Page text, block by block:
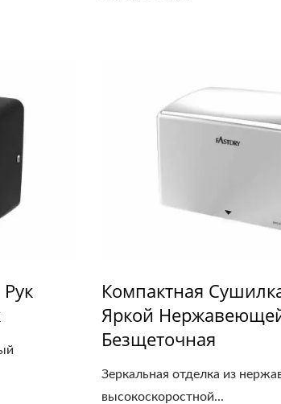
Компактная
Яркой
Безщеточная
Зеркальная отделка из
высокоскоростной...